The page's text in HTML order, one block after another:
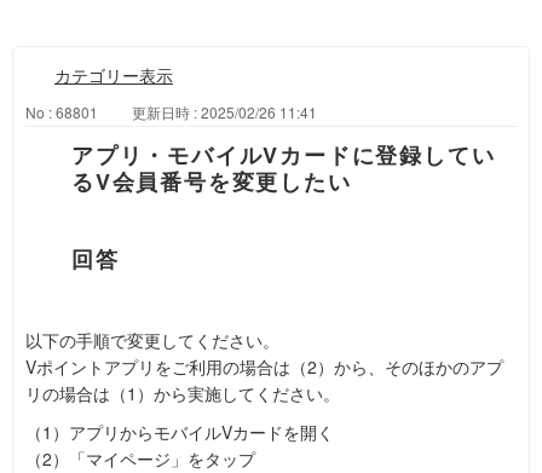
カテゴリー表示
No : 68801 更新日時 : 2025/02/26 11:41
アプリ・モバイルVカードに登録してい
るV会員番号を変更したい
以下の手順で変更してください。
Vポイントアプリをご利用の場合は（2）から、そのほかのアプ
リの場合は（1）から実施してください。
（1）アプリからモバイルVカードを開く
（2）「マイページ」をタップ